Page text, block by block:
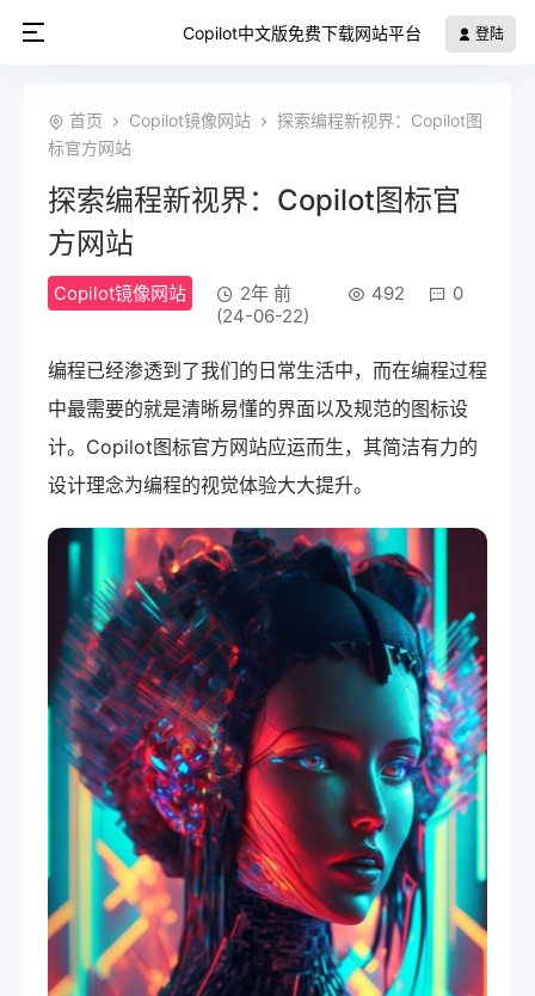
Copilot中文版免费下载网站平台 登陆
首页 Copilot镜像网站
探索编程新视界：Copilot图
标官方网站
探索编程新视界：Copilot图标官
方网站
Copilot镜像网站
2年 前
(24-06-22)
492 0
编程已经渗透到了我们的日常生活中，而在编程过程
中最需要的就是清晰易懂的界面以及规范的图标设
计。Copilot图标官方网站应运而生，其简洁有力的
设计理念为编程的视觉体验大大提升。